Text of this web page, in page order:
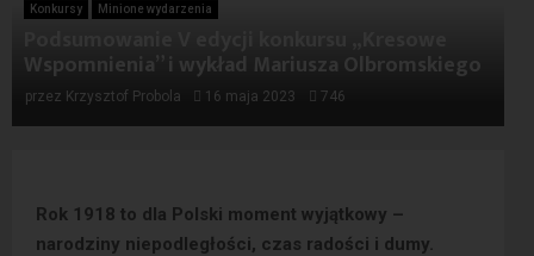
Konkursy Minione wydarzenia
Wspomnienia” i wykład Mariusza Olbromskiego
przez Krzysztof Probola 16 maja 2023 746
Rok 1918 to dla Polski moment wyjątkowy –
narodziny niepodległości, czas radości i dumy.